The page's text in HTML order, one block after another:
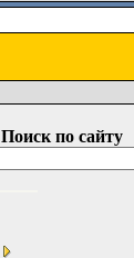
Поиск по сайту